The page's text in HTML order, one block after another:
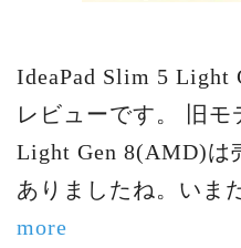
IdeaPad Slim 5 Light
レビューです。 旧モ
Light Gen 8(AMD)は
ありましたね。いま
more